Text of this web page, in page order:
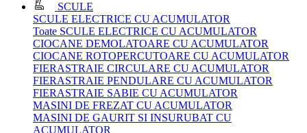
SCULE
SCULE ELECTRICE CU ACUMULATOR
Toate SCULE ELECTRICE CU ACUMULATOR
CIOCANE DEMOLATOARE CU ACUMULATOR
CIOCANE ROTOPERCUTOARE CU ACUMULATOR
FIERASTRAIE CIRCULARE CU ACUMULATOR
FIERASTRAIE PENDULARE CU ACUMULATOR
FIERASTRAIE SABIE CU ACUMULATOR
MASINI DE FREZAT CU ACUMULATOR
MASINI DE GAURIT SI INSURUBAT CU
ACUMULATOR